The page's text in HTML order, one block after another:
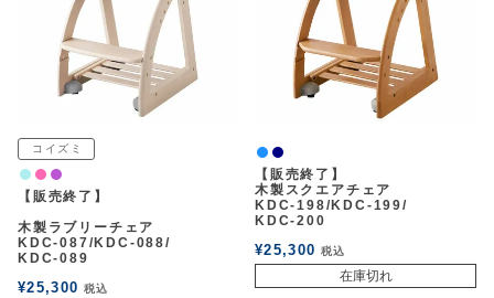
アウトレットSALE
ブログ
ログイン
コイズミ
ライトブルー
ピンクパープル
【販売終了】
木製ラブリーチェア
KDC-087/KDC-088/
KDC-089
¥25,300 税込
パッションブルー
ネイビー
【販売終了】
木製スクエアチェア
KDC-198/KDC-199/
KDC-200
¥25,300 税込
在庫切れ